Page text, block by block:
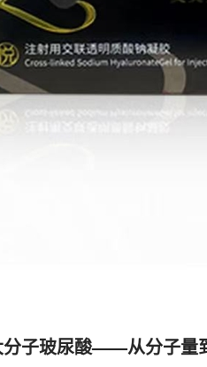
子玻尿酸——从分子量